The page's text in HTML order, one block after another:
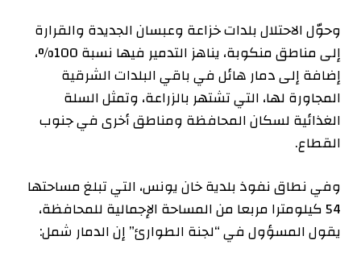
وحوّل الاحتلال بلدات خزاعة وعبسان الجديدة والقرارة
إلى مناطق منكوبة، يناهز التدمير فيها نسبة 100%،
إضافة إلى دمار هائل في باقي البلدات الشرقية
المجاورة لها، التي تشتهر بالزراعة، وتمثل السلة
الغذائية لسكان المحافظة ومناطق أخرى في جنوب
القطاع.
وفي نطاق نفوذ بلدية خان يونس، التي تبلغ مساحتها
54 كيلومترا مربعا من المساحة الإجمالية للمحافظة،
يقول المسؤول في “لجنة الطوارئ” إن الدمار شمل: